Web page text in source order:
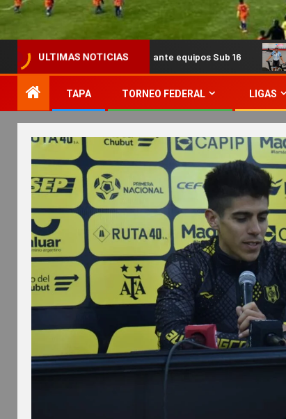
ULTIMAS NOTICIAS
triangular ante equipos Sub 16 Guada Díaz
TAPA TORNEO FEDERAL LIGAS